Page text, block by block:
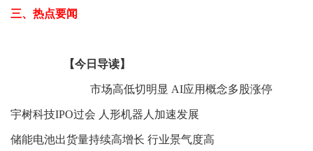
三、热点要闻
【今日导读】
市场高低切明显 AI应用概念多股涨停
宇树科技IPO过会 人形机器人加速发展
储能电池出货量持续高增长 行业景气度高